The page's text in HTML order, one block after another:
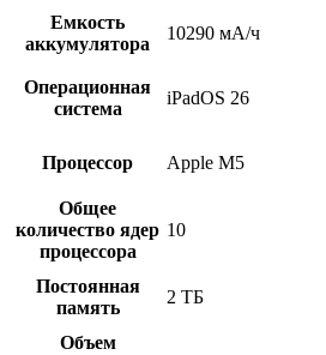
Емкость
аккумулятора
10290 мА/ч
Операционная
система
iPadOS 26
Процессор Apple M5
Общее
количество ядер
процессора
10
Постоянная
память
2 ТБ
Объем